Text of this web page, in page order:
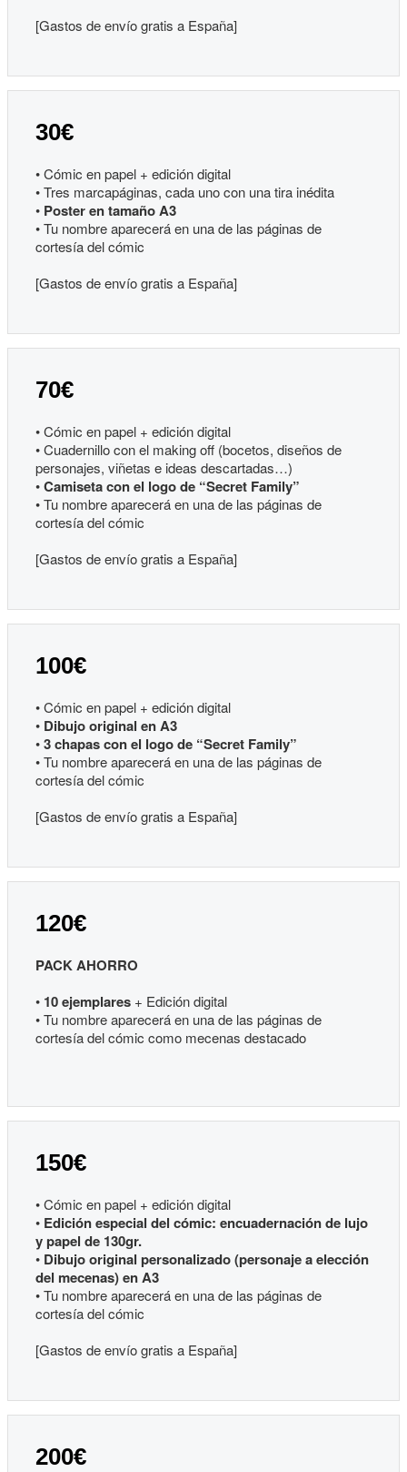
[Gastos de envío gratis a España]
30€
• Cómic en papel + edición digital
• Tres marcapáginas, cada uno con una tira inédita
• Poster en tamaño A3
• Tu nombre aparecerá en una de las páginas de
cortesía del cómic
[Gastos de envío gratis a España]
70€
• Cómic en papel + edición digital
• Cuadernillo con el making off (bocetos, diseños de
personajes, viñetas e ideas descartadas…)
•Camiseta con el logo de “Secret Family”
• Tu nombre aparecerá en una de las páginas de
cortesía del cómic
[Gastos de envío gratis a España]
100€
• Cómic en papel + edición digital
• Dibujo original en A3
•3 chapas con el logo de “Secret Family”
• Tu nombre aparecerá en una de las páginas de
cortesía del cómic
[Gastos de envío gratis a España]
120€
PACK AHORRO
• 10 ejemplares + Edición digital
• Tu nombre aparecerá en una de las páginas de
cortesía del cómic como mecenas destacado
150€
• Cómic en papel + edición digital
• Edición especial del cómic: encuadernación de lujo
y papel de 130gr.
• Dibujo original personalizado (personaje a elección
del mecenas) en A3
• Tu nombre aparecerá en una de las páginas de
cortesía del cómic
[Gastos de envío gratis a España]
200€